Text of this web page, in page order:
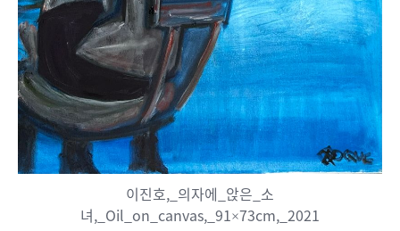
이진호,_의자에_앉은_소
녀,_Oil_on_canvas,_91×73cm,_2021